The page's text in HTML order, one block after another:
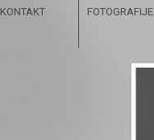
KONTAKT FOTOGRAFIJE